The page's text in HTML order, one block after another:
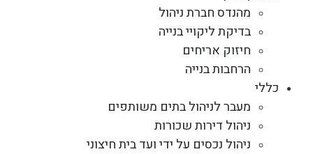
מהנדס חברת ניהול
בדיקת ליקויי בנייה
חיזוק אריחים
הרחבות בנייה
כללי
מעבר לניהול בתים משותפים
ניהול דירות שכורות
ניהול נכסים על ידי ועד בית חיצוני